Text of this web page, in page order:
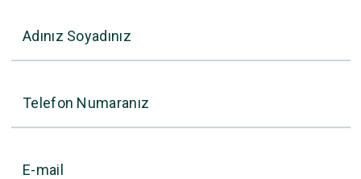
Adınız Soyadınız
Telefon Numaranız
E-mail